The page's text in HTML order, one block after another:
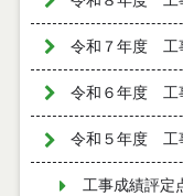
令和７年度 工
令和６年度 工
令和５年度 工
工事成績評定